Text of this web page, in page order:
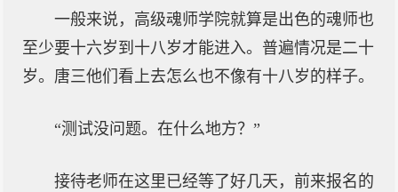
一般来说，高级魂师学院就算是出色的魂师也
至少要十六岁到十八岁才能进入。普遍情况是二十
岁。唐三他们看上去怎么也不像有十八岁的样子。
“测试没问题。在什么地方？”
接待老师在这里已经等了好几天，前来报名的